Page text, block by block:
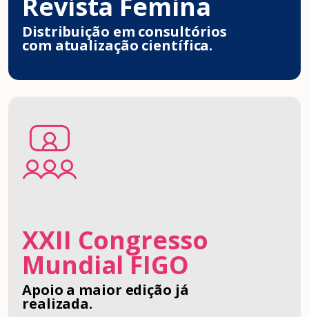
Distribuição em consultórios
com atualização científica.
XXII Congresso
Mundial FIGO
Apoio a maior edição já
realizada.